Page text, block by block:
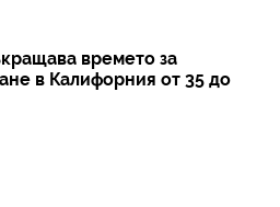
времето за
в Калифорния от 35 до